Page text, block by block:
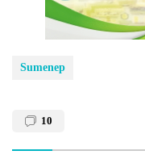
Sumenep
10